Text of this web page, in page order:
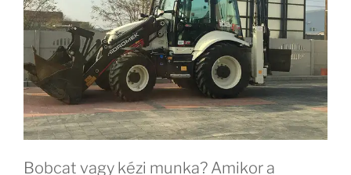
Bobcat vagy kézi munka? Amikor a